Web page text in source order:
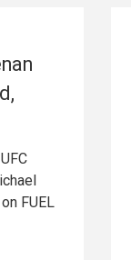
FUEL